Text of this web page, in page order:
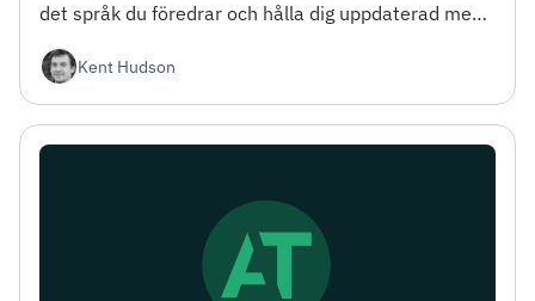
det språk du föredrar och hålla dig uppdaterad med
Kent Hudson